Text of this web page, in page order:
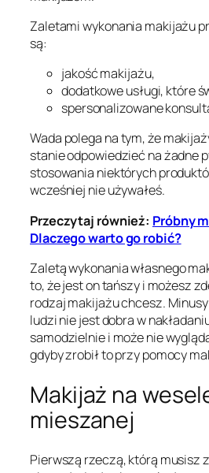
Zaletami wykonania makijażu
są:
jakość makijażu,
dodatkowe usługi, które
spersonalizowane
Wada polega na tym, że
stanie odpowiedzieć na żadne
stosowania niektórych
wcześniej nie używałeś.
Przeczytaj również: Próbny
Dlaczego warto go robić?
Zaletą wykonania własnego
to, że jest on tańszy i możesz
rodzaj makijażu chcesz.
ludzi nie jest dobra w
samodzielnie i może nie
gdyby zrobił to przy pomocy
Makijaż na
mieszanej
Pierwszą rzeczą, którą musisz